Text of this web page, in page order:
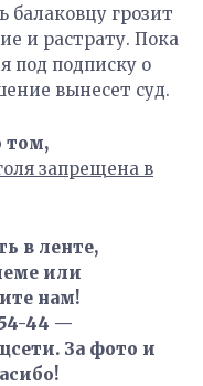
балаковцу грозит
и растрату. Пока
под подписку о
вынесет суд.
том,
запрещена в
в ленте,
или
нам!
44 —
За фото и